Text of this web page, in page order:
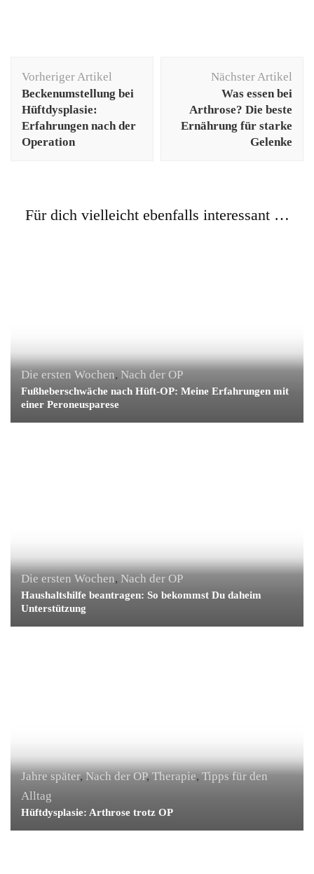
Beitragsnavigation
Vorheriger Artikel
Beckenumstellung bei
Hüftdysplasie:
Erfahrungen nach der
Operation
Nächster Artikel
Was essen bei
Arthrose? Die beste
Ernährung für starke
Gelenke
Für dich vielleicht ebenfalls interessant …
Die ersten Wochen, Nach der OP
Fußheberschwäche nach Hüft-OP: Meine Erfahrungen mit
einer Peroneusparese
Die ersten Wochen, Nach der OP
Haushaltshilfe beantragen: So bekommst Du daheim
Unterstützung
Jahre später,Nach der OP,Therapie,Tipps für den
Alltag
Hüftdysplasie: Arthrose trotz OP